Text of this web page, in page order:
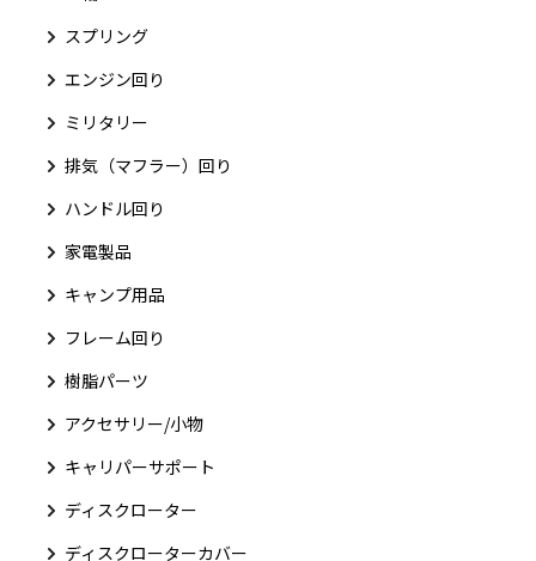
スプリング
エンジン回り
ミリタリー
排気（マフラー）回り
ハンドル回り
家電製品
キャンプ用品
フレーム回り
樹脂パーツ
アクセサリー/小物
キャリパーサポート
ディスクローター
ディスクローターカバー